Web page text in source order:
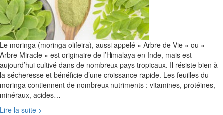
Le moringa (moringa olifeira), aussi appelé « Arbre de Vie » ou «
Arbre Miracle » est originaire de l’Himalaya en Inde, mais est
aujourd’hui cultivé dans de nombreux pays tropicaux. Il résiste bien à
la sécheresse et bénéficie d’une croissance rapide. Les feuilles du
moringa contiennent de nombreux nutriments : vitamines, protéines,
minéraux, acides…
Lire la suite >